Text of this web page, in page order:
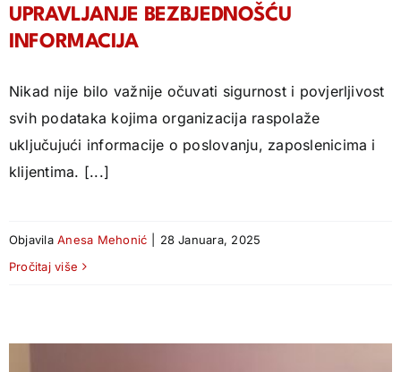
UPRAVLJANJE BEZBJEDNOŠĆU
INFORMACIJA
Nikad nije bilo važnije očuvati sigurnost i povjerljivost
svih podataka kojima organizacija raspolaže
uključujući informacije o poslovanju, zaposlenicima i
klijentima. [...]
ObjavilaAnesa Mehonić
28 Januara, 2025
Pročitaj više